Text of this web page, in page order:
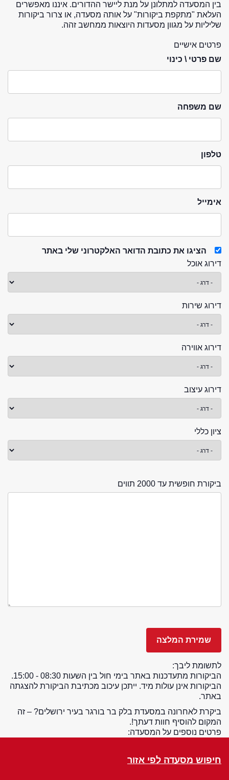
בין המסעדה למתלונן על מנת ליישר ההדורים. איננו מאפשרים
העלאת "מתקפת ביקורות" על אותה מסעדה, או צרור ביקורות
שליליות על מגוון מסעדות היוצאות ממחשב זהה.
פרטים אישיים
שם פרטי \ כינוי
שם משפחה
טלפון
אימייל
הציגו את כתובת הדואר האלקטרוני שלי באתר
דירוג אוכל
דירוג שירות
דירוג אווירה
דירוג עיצוב
ציון כללי
ביקורת חופשית עד 2000 תווים
לתשומת ליבך:
הביקורות מתעדכנות באתר בימי חול בין השעות 08:30 - 15:00.
הביקורות אינן עולות מיד. ייתכן עיכוב מכתיבת הביקורת להצגתה
באתר.
ביקרת לאחרונה במסעדת בלק בר בורגר בעיר ירושלים? – זה
המקום להוסיף חוות דעתך!.
פרטים נוספים על המסעדה:
חיפוש מסעדה לפי אזור